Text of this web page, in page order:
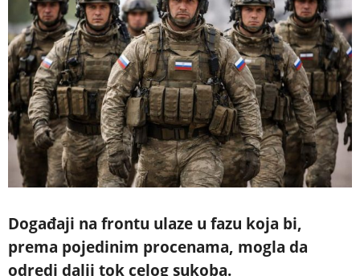
Događaji na frontu ulaze u fazu koja bi,
prema pojedinim procenama, mogla da
odredi dalji tok celog sukoba.